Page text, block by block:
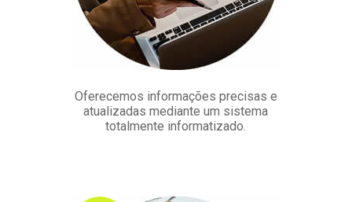
Oferecemos informações precisas e
atualizadas mediante um sistema
totalmente informatizado.